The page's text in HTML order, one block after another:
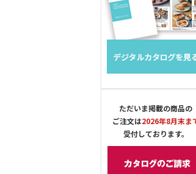
ただいま掲載の商品の
ご注文は2026年8月末ま
受付しております。